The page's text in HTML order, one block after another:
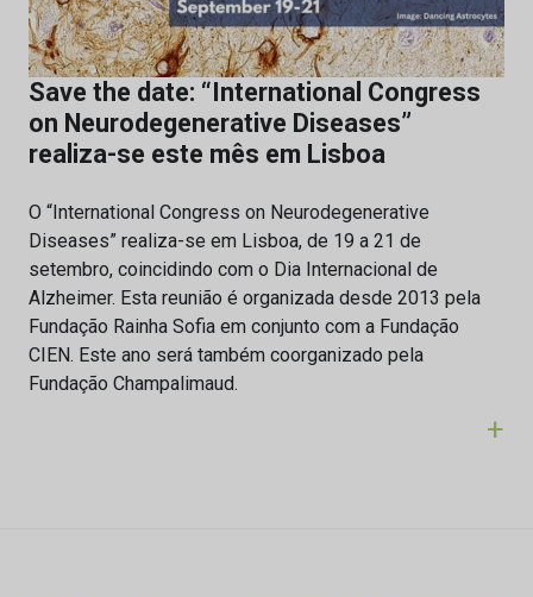
Save the date: “International Congress
on Neurodegenerative Diseases”
realiza-se este mês em Lisboa
O “International Congress on Neurodegenerative
Diseases” realiza-se em Lisboa, de 19 a 21 de
setembro, coincidindo com o Dia Internacional de
Alzheimer. Esta reunião é organizada desde 2013 pela
Fundação Rainha Sofia em conjunto com a Fundação
CIEN. Este ano será também coorganizado pela
Fundação Champalimaud.
+